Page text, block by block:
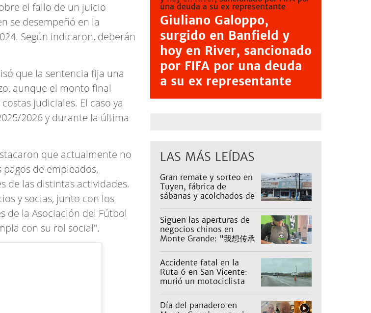
el fallo de un juicio
se desempeñó en la
Según indicaron, deberán
que la sentencia fija una
aunque el monto final
judiciales. El caso ya
2026 y durante la última
que actualmente no
de empleados,
de las distintas actividades.
y socias, junto con los
de la Asociación del Fútbol
con su rol social".
Giuliano Galoppo,
surgido en Banfield y
hoy en River, sancionado
por FIFA por una deuda
a su ex representante
LAS MÁS LEÍDAS
Gran remate y sorteo en
Tuyen, fábrica de
sábanas y acolchados de
desde $1.000
Siguen las aperturas de
negocios chinos en
Monte Grande: "我想传承
Accidente fatal en la
Ruta 6 en San Vicente:
murió un motociclista
Día del panadero en